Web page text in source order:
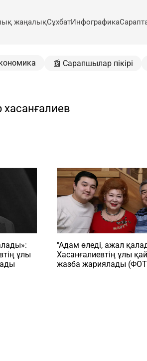
жаңалықСұхбатИнфографика
📰 Сарапшылар пікірі
хасанғалиев
ұлы
"Адам өледі, ажал
Хасанғалиевтің ұлы
жазба жариялады